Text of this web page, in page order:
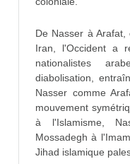
De Nasser à
Iran, l'Occident a
nationalistes
diabolisation,
Nasser comme
mouvement
à l'Islamisme,
Mossadegh à
Jihad islamique